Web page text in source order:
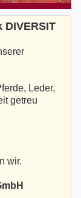
Leder,
getreu
wir.